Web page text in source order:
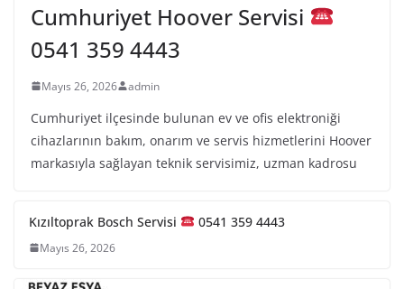
Cumhuriyet Hoover Servisi
0541 359 4443
Mayıs 26, 2026 admin
Cumhuriyet ilçesinde bulunan ev ve ofis elektroniği
cihazlarının bakım, onarım ve servis hizmetlerini Hoover
markasıyla sağlayan teknik servisimiz, uzman kadrosu
Kızıltoprak Bosch Servisi 0541 359 4443
Mayıs 26, 2026